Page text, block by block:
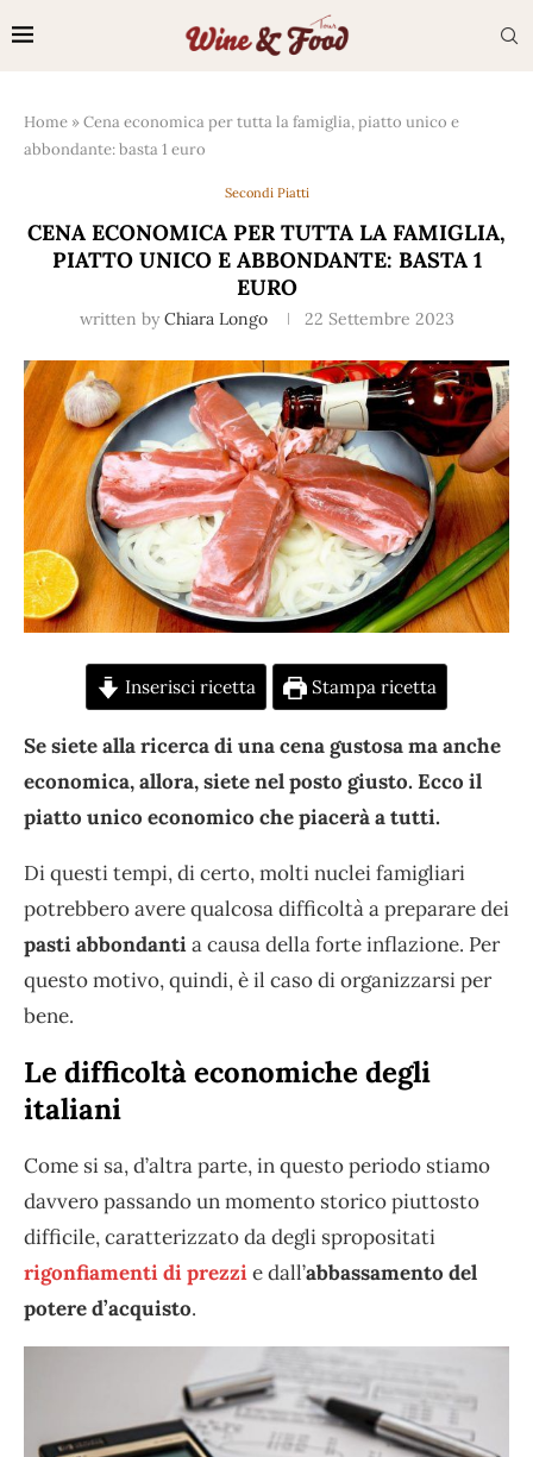
Home »Cena economica per tutta la famiglia, piatto unico e
abbondante: basta 1 euro
Secondi Piatti
CENA ECONOMICA PER TUTTA LA FAMIGLIA,
PIATTO UNICO E ABBONDANTE: BASTA 1
EURO
written by Chiara Longo 22 Settembre 2023
Inserisci ricetta Stampa ricetta
Se siete alla ricerca di una cena gustosa ma anche
economica, allora, siete nel posto giusto. Ecco il
piatto unico economico che piacerà a tutti.
Di questi tempi, di certo, molti nuclei famigliari
potrebbero avere qualcosa difficoltà a preparare dei
pasti abbondantia causa della forte inflazione. Per
questo motivo, quindi, è il caso di organizzarsi per
bene.
Le difficoltà economiche degli
italiani
Come si sa, d’altra parte, in questo periodo stiamo
davvero passando un momento storico piuttosto
difficile, caratterizzato da degli spropositati
rigonfiamenti di prezzie dall’abbassamento del
potere d’acquisto.